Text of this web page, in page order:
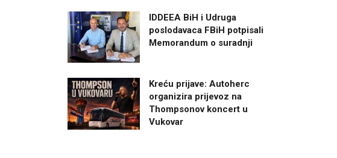
IDDEEA BiH i Udruga
poslodavaca FBiH potpisali
Memorandum o suradnji
Kreću prijave: Autoherc
organizira prijevoz na
Thompsonov koncert u
Vukovar